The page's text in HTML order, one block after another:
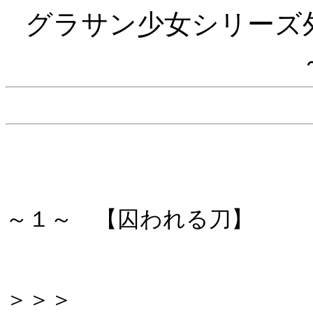
グラサン少女シリー
～１～ 【囚われる刀】
＞＞＞